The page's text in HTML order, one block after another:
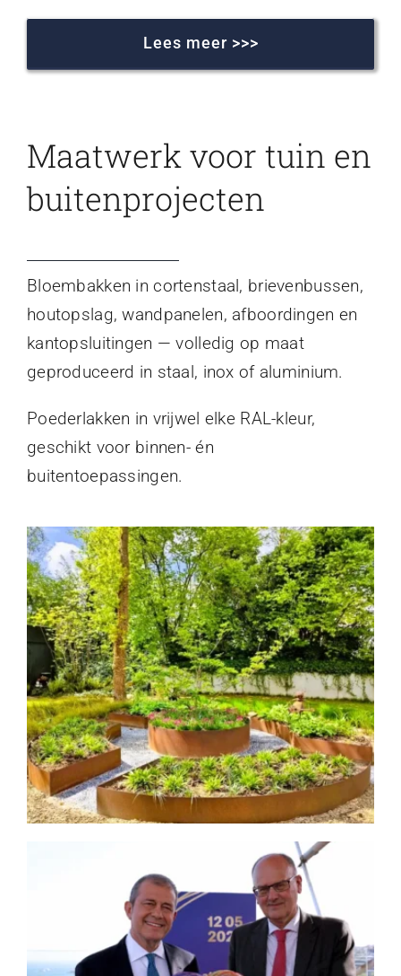
Lees meer >>>
Maatwerk voor tuin en
buitenprojecten
Bloembakken in cortenstaal, brievenbussen,
houtopslag, wandpanelen, afboordingen en
kantopsluitingen — volledig op maat
geproduceerd in staal, inox of aluminium.
Poederlakken in vrijwel elke RAL-kleur,
geschikt voor binnen- én
buitentoepassingen.